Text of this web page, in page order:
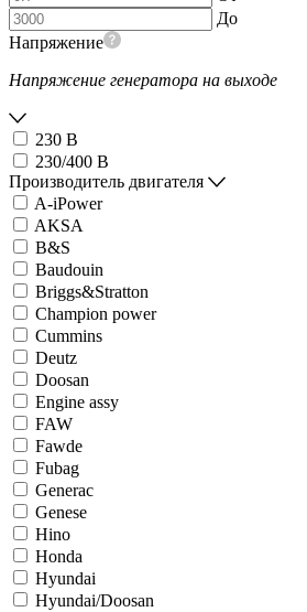
До
Напряжение
Напряжение генератора на выходе
230 В
230/400 В
Производитель двигателя
A-iPower
AKSA
B&S
Baudouin
Briggs&Stratton
Champion power
Cummins
Deutz
Doosan
Engine assy
FAW
Fawde
Fubag
Generac
Genese
Hino
Honda
Hyundai
Hyundai/Doosan